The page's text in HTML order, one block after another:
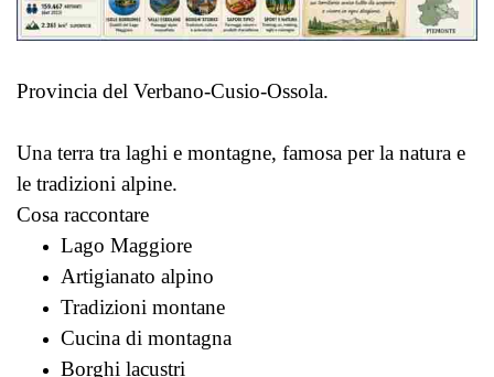
Provincia del Verbano-Cusio-Ossola.
Una terra tra laghi e montagne, famosa per la natura e
le tradizioni alpine.
Cosa raccontare
Lago Maggiore
Artigianato alpino
Tradizioni montane
Cucina di montagna
Borghi lacustri